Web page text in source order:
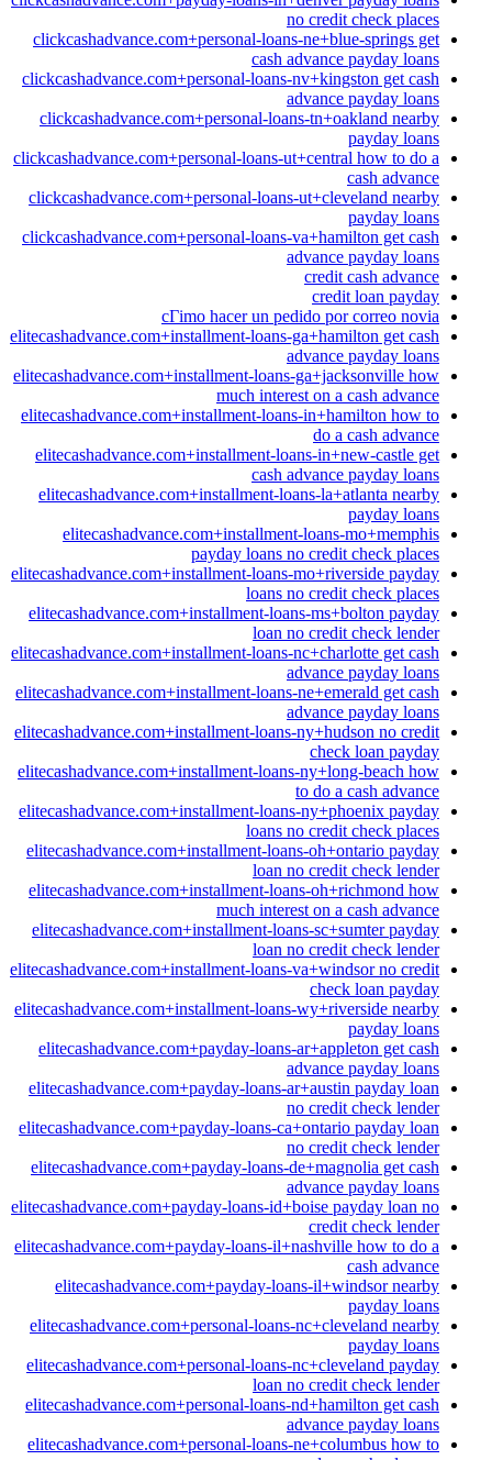
no credit check places
clickcashadvance.com+personal-loans-ne+blue-springs get
cash advance payday loans
clickcashadvance.com+personal-loans-nv+kingston get cash
advance payday loans
clickcashadvance.com+personal-loans-tn+oakland nearby
payday loans
clickcashadvance.com+personal-loans-ut+central how to do a
cash advance
clickcashadvance.com+personal-loans-ut+cleveland nearby
payday loans
clickcashadvance.com+personal-loans-va+hamilton get cash
advance payday loans
credit cash advance
credit loan payday
cГіmo hacer un pedido por correo novia
elitecashadvance.com+installment-loans-ga+hamilton get cash
advance payday loans
elitecashadvance.com+installment-loans-ga+jacksonville how
much interest on a cash advance
elitecashadvance.com+installment-loans-in+hamilton how to
do a cash advance
elitecashadvance.com+installment-loans-in+new-castle get
cash advance payday loans
elitecashadvance.com+installment-loans-la+atlanta nearby
payday loans
elitecashadvance.com+installment-loans-mo+memphis
payday loans no credit check places
elitecashadvance.com+installment-loans-mo+riverside payday
loans no credit check places
elitecashadvance.com+installment-loans-ms+bolton payday
loan no credit check lender
elitecashadvance.com+installment-loans-nc+charlotte get cash
advance payday loans
elitecashadvance.com+installment-loans-ne+emerald get cash
advance payday loans
elitecashadvance.com+installment-loans-ny+hudson no credit
check loan payday
elitecashadvance.com+installment-loans-ny+long-beach how
to do a cash advance
elitecashadvance.com+installment-loans-ny+phoenix payday
loans no credit check places
elitecashadvance.com+installment-loans-oh+ontario payday
loan no credit check lender
elitecashadvance.com+installment-loans-oh+richmond how
much interest on a cash advance
elitecashadvance.com+installment-loans-sc+sumter payday
loan no credit check lender
elitecashadvance.com+installment-loans-va+windsor no credit
check loan payday
elitecashadvance.com+installment-loans-wy+riverside nearby
payday loans
elitecashadvance.com+payday-loans-ar+appleton get cash
advance payday loans
elitecashadvance.com+payday-loans-ar+austin payday loan
no credit check lender
elitecashadvance.com+payday-loans-ca+ontario payday loan
no credit check lender
elitecashadvance.com+payday-loans-de+magnolia get cash
advance payday loans
elitecashadvance.com+payday-loans-id+boise payday loan no
credit check lender
elitecashadvance.com+payday-loans-il+nashville how to do a
cash advance
elitecashadvance.com+payday-loans-il+windsor nearby
payday loans
elitecashadvance.com+personal-loans-nc+cleveland nearby
payday loans
elitecashadvance.com+personal-loans-nc+cleveland payday
loan no credit check lender
elitecashadvance.com+personal-loans-nd+hamilton get cash
advance payday loans
elitecashadvance.com+personal-loans-ne+columbus how to